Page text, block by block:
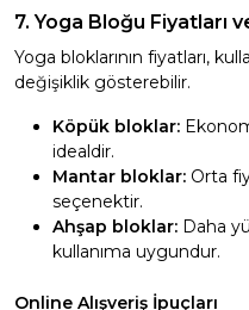
7. Yoga Bloğu Fiyatları
Yoga bloklarının fiyatları,
değişiklik gösterebilir.
Köpük bloklar:
idealdir.
Mantar bloklar: Orta
seçenektir.
Ahşap bloklar: Daha
kullanıma uygundur.
Online Alışveriş İpuçları